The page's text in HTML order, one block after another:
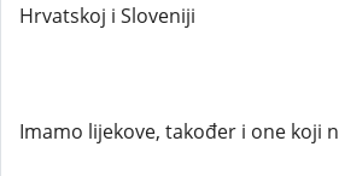
Hrvatskoj i Sloveniji
Imamo lijekove, također i one koji